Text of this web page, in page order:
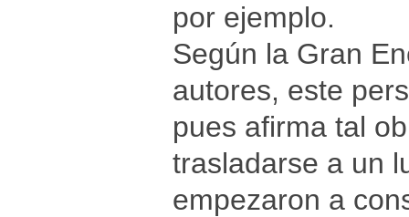
por ejemplo.
Según la Gran
autores, este
pues afirma tal
trasladarse a un
empezaron a